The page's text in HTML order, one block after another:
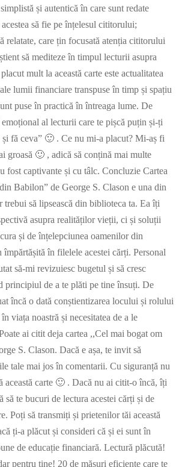
și autentică în care sunt redate
să fie pe înțelesul cititorului;
relatate, care țin focusată atenția cititorului
să mediteze în timpul lecturii asupra
mult la această carte este actualitatea
lumii financiare transpuse în timp și spațiu
puse în practică în întreaga lume. De
al lecturii care te pișcă puțin și-ți
și fă ceva” 🙂 . Ce nu mi-a placut? Mi-aș fi
groasă 🙂 , adică să conțină mai multe
fost captivante și cu tâlc. Concluzie Cartea
Babilon” de George S. Clason e una din
trebui să lipsească din biblioteca ta. Ea îți
asupra realităților vieții, ci și soluții
și de înțelepciunea oamenilor din
în filelele acestei cărți. Personal
să-mi revizuiesc bugetul și să cresc
principiul de a te plăti pe tine însuți. De
încă o dată conștientizarea locului și rolului
viața noastră și necesitatea de a le
ai citit deja cartea ,,Cel mai bogat om
S. Clason. Dacă e așa, te invit să
tale mai jos în comentarii. Cu siguranță nu
această carte 🙂 . Dacă nu ai citit-o încă, îți
să te bucuri de lectura acestei cărți și de
Poți să transmiți și prietenilor tăi această
ți-a plăcut și consideri că și ei sunt în
de educație financiară. Lectură plăcută!
pentru tine! 20 de măsuri eficiente care te